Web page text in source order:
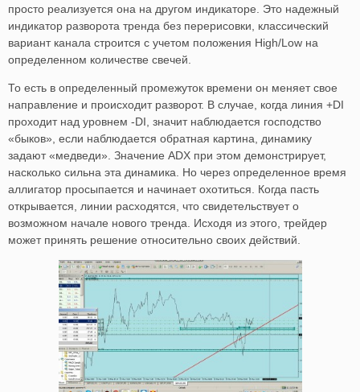
просто реализуется она на другом индикаторе. Это надежный
индикатор разворота тренда без перерисовки, классический
вариант канала строится с учетом положения High/Low на
определенном количестве свечей.
То есть в определенный промежуток времени он меняет свое
направление и происходит разворот. В случае, когда линия +DI
проходит над уровнем -DI, значит наблюдается господство
«быков», если наблюдается обратная картина, динамику
задают «медведи». Значение ADX при этом демонстрирует,
насколько сильна эта динамика. Но через определенное время
аллигатор просыпается и начинает охотиться. Когда пасть
открывается, линии расходятся, что свидетельствует о
возможном начале нового тренда. Исходя из этого, трейдер
может принять решение относительно своих действий.